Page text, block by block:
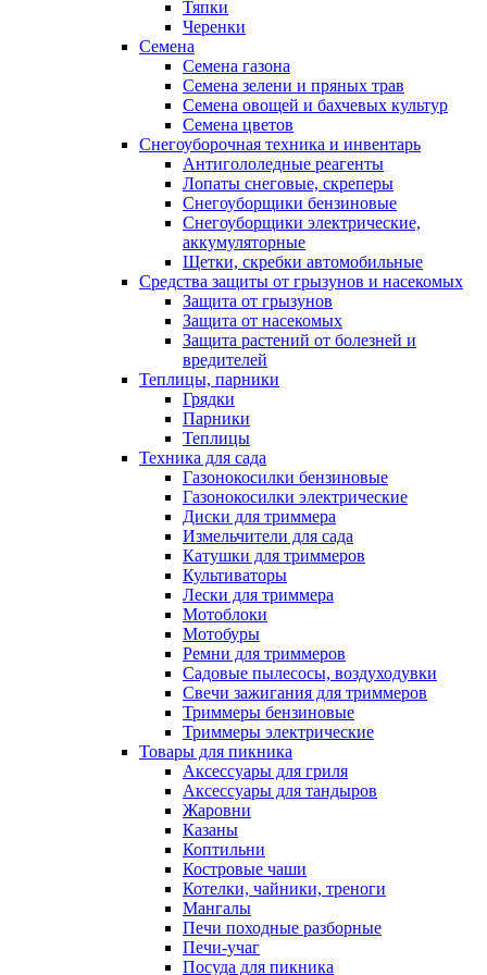
Тяпки
Черенки
Семена
Семена газона
Семена зелени и пряных трав
Семена овощей и бахчевых культур
Семена цветов
Снегоуборочная техника и инвентарь
Антигололедные реагенты
Лопаты снеговые, скреперы
Снегоуборщики бензиновые
Снегоуборщики электрические,
аккумуляторные
Щетки, скребки автомобильные
Средства защиты от грызунов и насекомых
Защита от грызунов
Защита от насекомых
Защита растений от болезней и
вредителей
Теплицы, парники
Грядки
Парники
Теплицы
Техника для сада
Газонокосилки бензиновые
Газонокосилки электрические
Диски для триммера
Измельчители для сада
Катушки для триммеров
Культиваторы
Лески для триммера
Мотоблоки
Мотобуры
Ремни для триммеров
Садовые пылесосы, воздуходувки
Свечи зажигания для триммеров
Триммеры бензиновые
Триммеры электрические
Товары для пикника
Аксессуары для гриля
Аксессуары для тандыров
Жаровни
Казаны
Коптильни
Костровые чаши
Котелки, чайники, треноги
Мангалы
Печи походные разборные
Печи-учаг
Посуда для пикника